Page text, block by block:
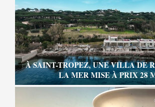
À SAINT-TROPEZ, UNE VILLA DE
LA MER MISE À PRIX 28